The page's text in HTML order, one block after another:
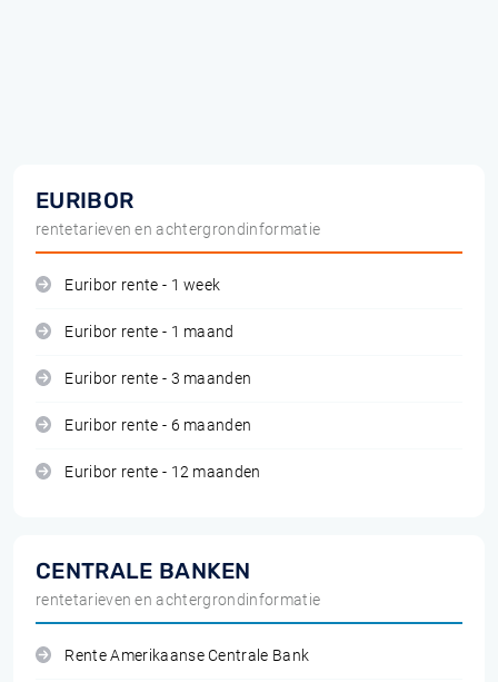
EURIBOR
rentetarieven en achtergrondinformatie
Euribor rente - 1 week
Euribor rente - 1 maand
Euribor rente - 3 maanden
Euribor rente - 6 maanden
Euribor rente - 12 maanden
CENTRALE BANKEN
rentetarieven en achtergrondinformatie
Rente Amerikaanse Centrale Bank